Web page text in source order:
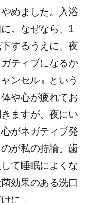
めました。入浴
。なぜなら、1
するうえに、夜
ティブになるか
ンセル』という
や心が疲れてお
ますが、夜にい
がネガティブ発
が私の持論。歯
て睡眠によくな
効果のある洗口
に」